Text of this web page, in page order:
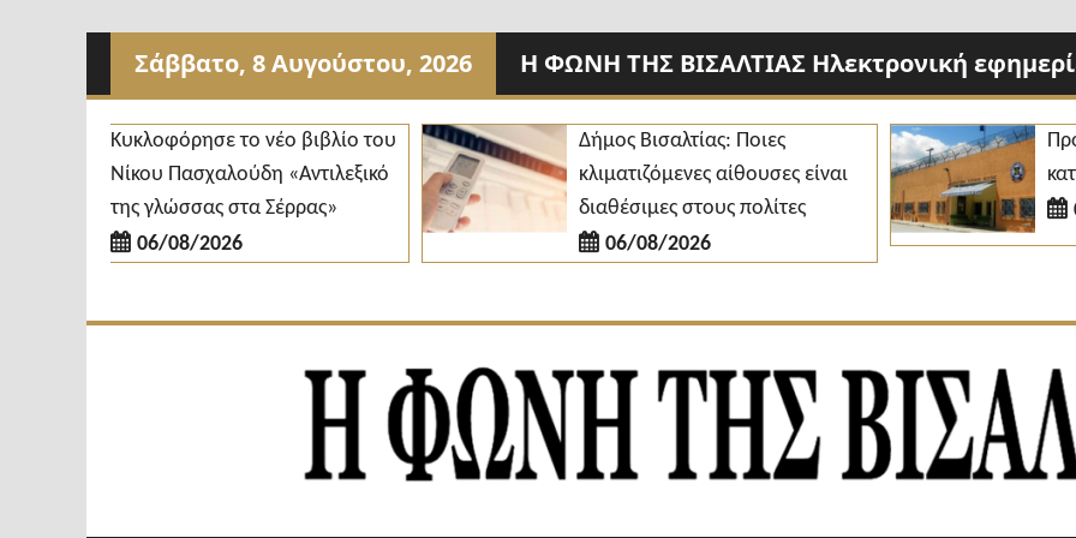
Προχωρήστε
Σάββατο, 8 Αυγούστου, 2026 Η ΦΩΝΗ ΤΗΣ ΒΙΣΑΛΤΙΑΣ Ηλεκτρονική
Κυκλοφόρησε το νέο βιβλίο του
Νίκου Πασχαλούδη «Αντιλεξικό
της γλώσσας στα Σέρρας»
06/08/2026
Δήμος Βισαλτίας: Ποιες
κλιματιζόμενες αίθουσες είναι
διαθέσιμες στους πολίτες
06/08/2026
06/